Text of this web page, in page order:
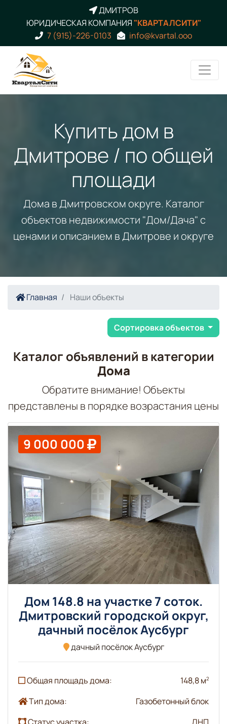
ДМИТРОВ
ЮРИДИЧЕСКАЯ КОМПАНИЯ "КВАРТАЛСИТИ"
7 (915)-226-0103
info@kvartal.ooo
Купить дом в
Дмитрове / по общей
площади
Дома в Дмитровском округе. Каталог
объектов недвижимости "Дом/Дача" с
ценами и описанием в Дмитрове и округе
Главная Наши объекты
Сортировка объектов
Каталог объявлений в категории
Дома
Обратите внимание! Объекты
представлены в порядке возрастания цены
9 000 000
Дом 148.8 на участке 7 соток.
Дмитровский городской округ,
дачный посёлок Аусбург
дачный посёлок Аусбург
Общая площадь дома: 148,8 м2
Тип дома:
Газобетонный блок